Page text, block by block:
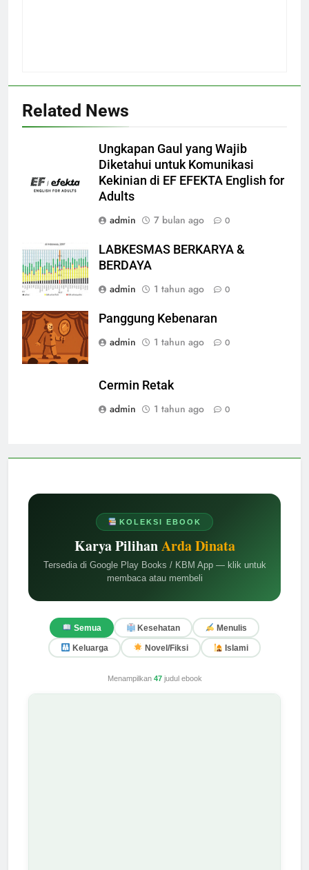
KOLEKSI EBOOK
Karya PilihanArda Dinata
Tersedia di Google Play Books / KBM App — klik untuk
membaca atau membeli
Semua Kesehatan Menulis
Keluarga Novel/Fiksi Islami
Menampilkan 47judul ebook
Related News
Ungkapan Gaul yang Wajib
Diketahui untuk Komunikasi
Kekinian di EF EFEKTA English for
Adults
admin
7 bulan ago 0
LABKESMAS BERKARYA &
BERDAYA
admin
1 tahun ago 0
Panggung Kebenaran
admin
1 tahun ago 0
Cermin Retak
admin
1 tahun ago 0